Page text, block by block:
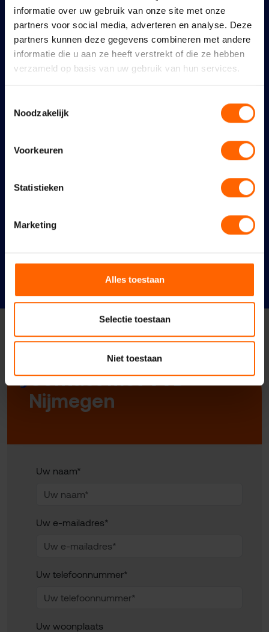
informatie over uw gebruik van onze site met onze
partners voor social media, adverteren en analyse. Deze
partners kunnen deze gegevens combineren met andere
informatie die u aan ze heeft verstrekt of die ze hebben
verzameld op basis van uw gebruik van hun services.
Noodzakelijk
Voorkeuren
Statistieken
Marketing
Alles toestaan
Selectie toestaan
Niet toestaan
Walraven
10 juli 2026
Nijmeegse VVD: links
coalitieakkoord maakt
Nijmegen nog duurder,
maar niet bereikbaar,
Nijmegen vraagt om meer
en zichtbaar onderhoud
en handhaving
21 juni 2026
Contact met VVD
Nijmegen
Uw naam*
Uw e-mailadres*
Uw telefoonnummer*
Uw woonplaats